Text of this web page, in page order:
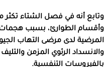
وتابع أنه في فصل الشتاء تكثر
وأقسام الطوارئ، بسبب هجمات
المرضية لدى مرضى التهاب
والانسداد الرئوي المزمن
بالفيروسات التنفسية.